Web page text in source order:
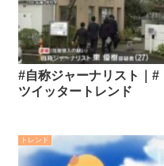
#自称ジャーナリスト｜#
ツイッタートレンド
トレンド